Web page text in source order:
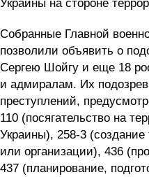
Украины на стороне
Собранные Главной
позволили объявить о
Сергею Шойгу и еще 18
и адмиралам. Их
преступлений,
110 (посягательство на
Украины), 258-3 (создание
или организации), 436
437 (планирование,